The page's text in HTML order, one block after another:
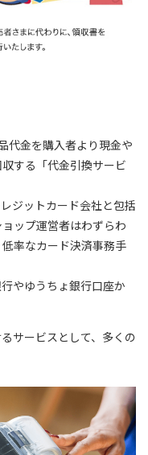
代金を購入者より現金や
する「代金引換サービ
ジットカード会社と包括
ップ運営者はわずらわ
率なカード決済事務手
やゆうちょ銀行口座か
サービスとして、多くの